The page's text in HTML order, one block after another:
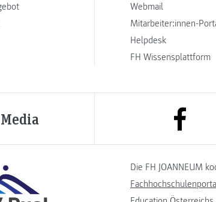
Webmail
Mitarbeiter:innen-
Helpdesk
FH Wissensplattform
link to
Die FH JOANNEUM